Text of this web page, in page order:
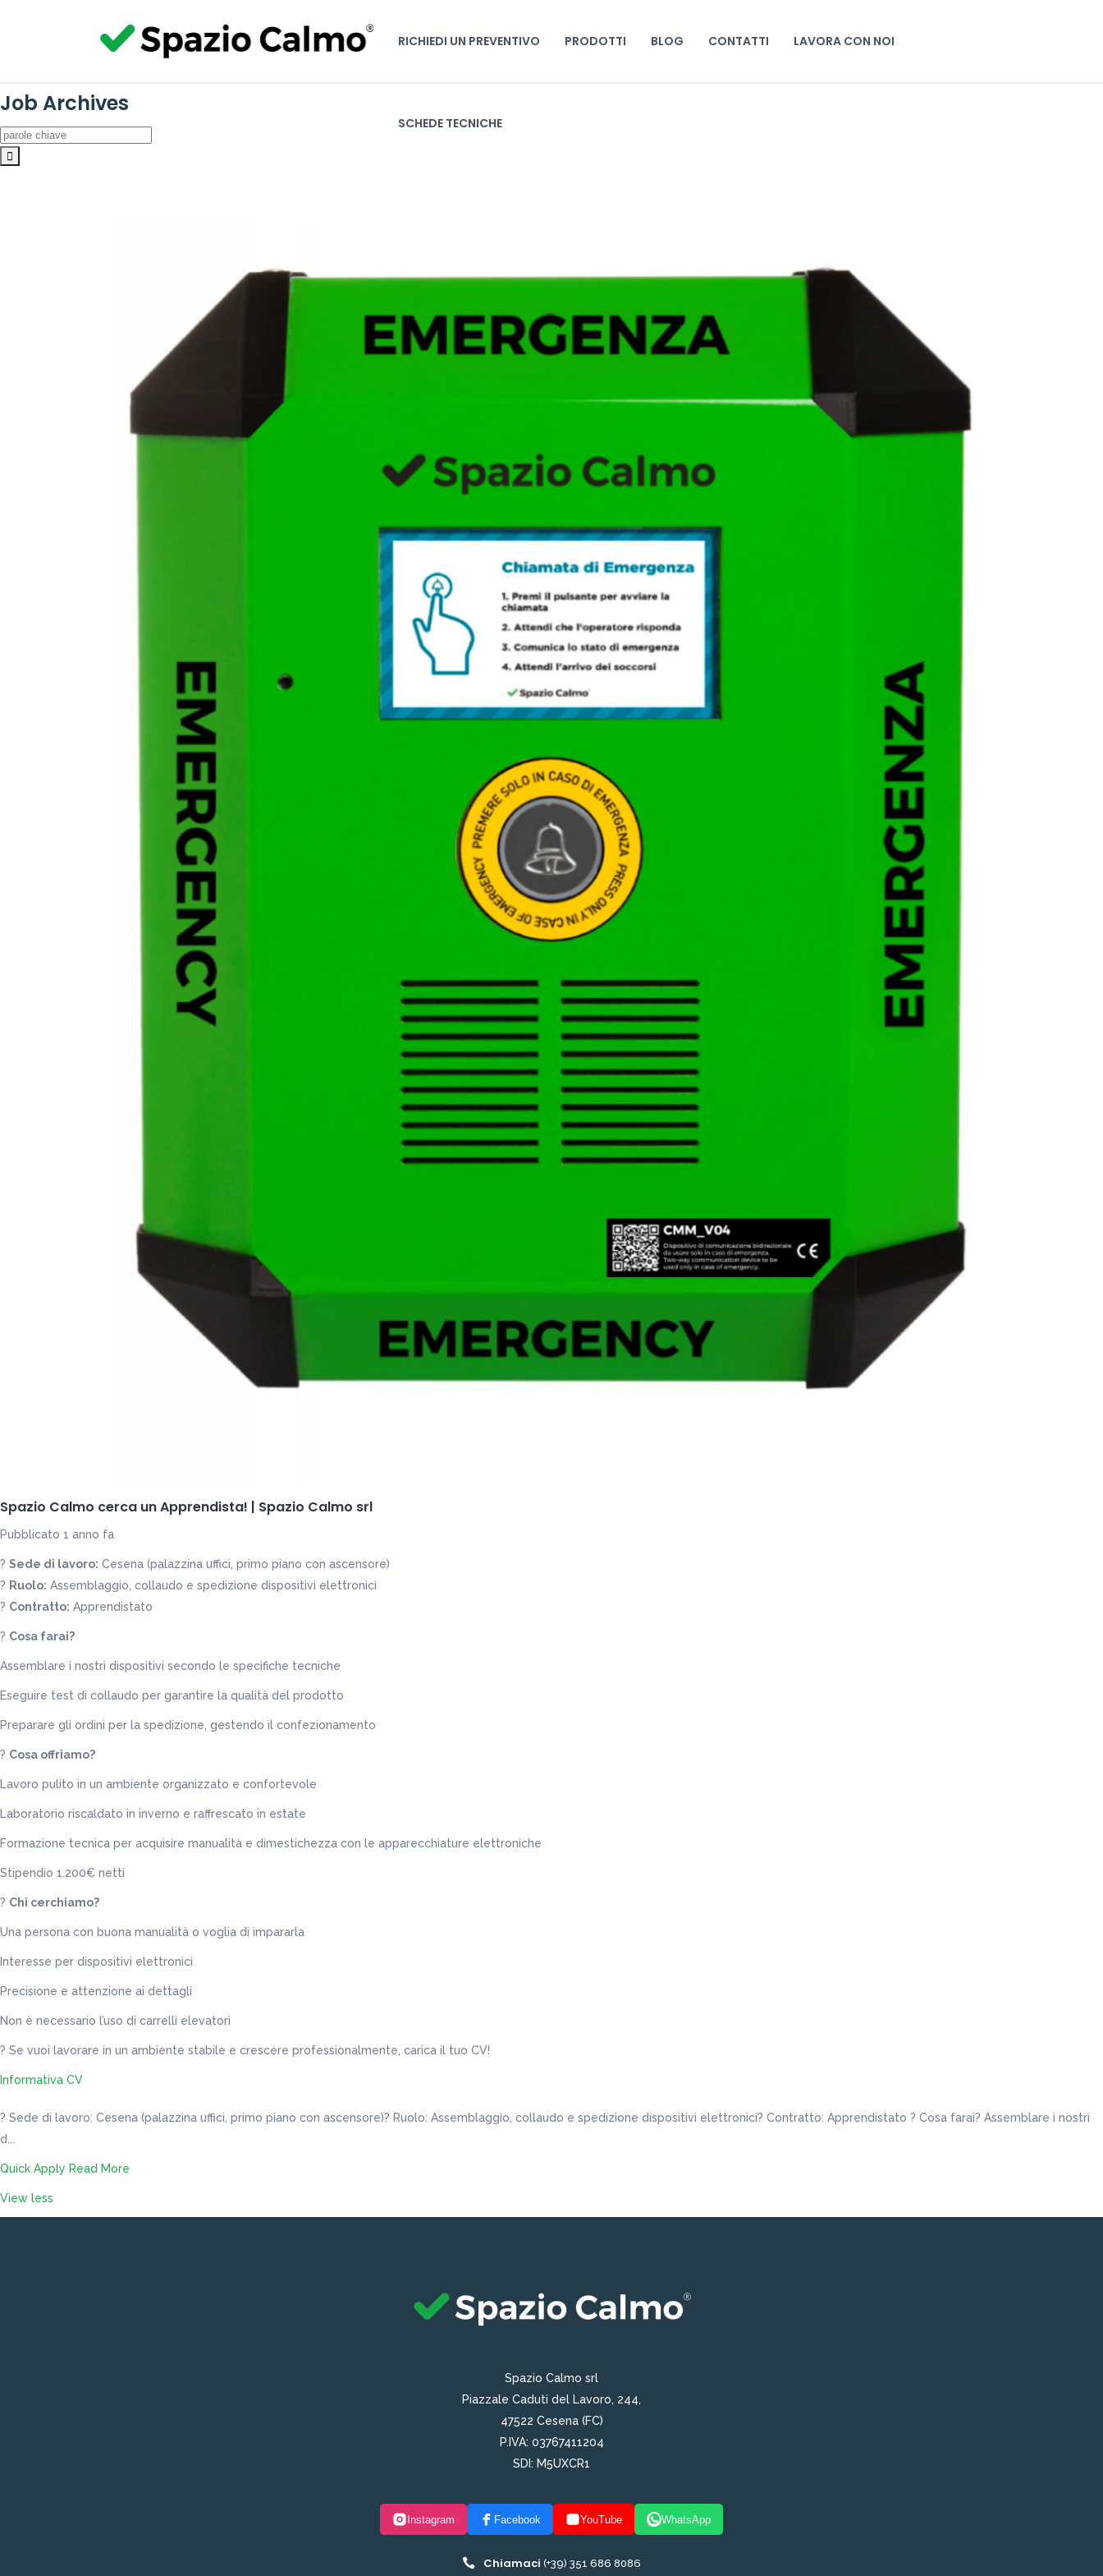
RICHIEDI UN PREVENTIVO PRODOTTI BLOG CONTATTI LAVORA CON NOI
SCHEDE TECNICHE
Job Archives
parole
chiave
Spazio Calmo cerca un Apprendista! | Spazio Calmo srl
Pubblicato 1 anno fa
? Sede di lavoro: Cesena (palazzina uffici, primo piano con ascensore)
? Ruolo: Assemblaggio, collaudo e spedizione dispositivi elettronici
? Contratto: Apprendistato
? Cosa farai?
Assemblare i nostri dispositivi secondo le specifiche tecniche
Eseguire test di collaudo per garantire la qualità del prodotto
Preparare gli ordini per la spedizione, gestendo il confezionamento
? Cosa offriamo?
Lavoro pulito in un ambiente organizzato e confortevole
Laboratorio riscaldato in inverno e raffrescato in estate
Formazione tecnica per acquisire manualità e dimestichezza con le apparecchiature elettroniche
Stipendio 1.200€ netti
? Chi cerchiamo?
Una persona con buona manualità o voglia di impararla
Interesse per dispositivi elettronici
Precisione e attenzione ai dettagli
Non è necessario l’uso di carrelli elevatori
? Se vuoi lavorare in un ambiente stabile e crescere professionalmente, carica il tuo CV!
Informativa CV
? Sede di lavoro: Cesena (palazzina uffici, primo piano con ascensore)? Ruolo: Assemblaggio, collaudo e spedizione dispositivi elettronici? Contratto: Apprendistato ? Cosa farai? Assemblare i nostri
d...
Quick Apply Read More
View less
Spazio Calmo srl
Piazzale Caduti del Lavoro, 244,
47522 Cesena (FC)
P.IVA: 03767411204
SDI: M5UXCR1
Instagram Facebook YouTube WhatsApp
Chiamaci (+39) 351 686 8086